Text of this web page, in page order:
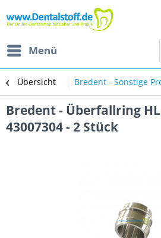
Menü
Übersicht Bredent - Sonstige
Bredent - Überfallring
43007304 - 2 Stück